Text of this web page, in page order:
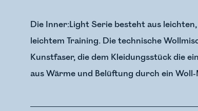
Die Inner:Light Serie besteht aus
leichtem Training. Die technische
Kunstfaser, die dem Kleidungsstück die
aus Wärme und Belüftung durch ein